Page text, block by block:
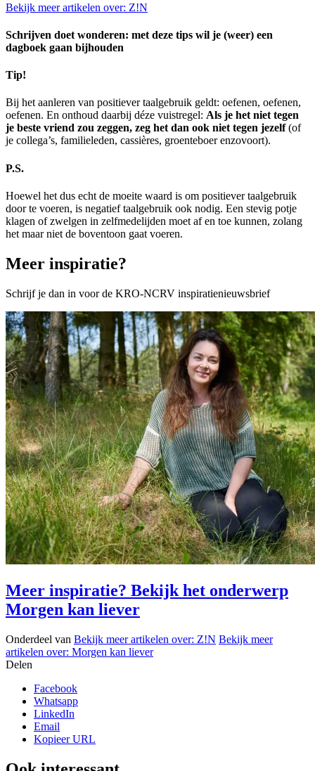
Bekijk meer artikelen over: Z!N
Schrijven doet wonderen: met deze tips wil je (weer) een
dagboek gaan bijhouden
Tip!
Bij het aanleren van positiever taalgebruik geldt: oefenen, oefenen,
oefenen. En onthoud daarbij déze vuistregel: Als je het niet tegen
je beste vriend zou zeggen, zeg het dan ook niet tegen jezelf(of
je collega’s, familieleden, cassières, groenteboer enzovoort).
P.S.
Hoewel het dus echt de moeite waard is om positiever taalgebruik
door te voeren, is negatief taalgebruik ook nodig. Een stevig potje
klagen of zwelgen in zelfmedelijden moet af en toe kunnen, zolang
het maar niet de boventoon gaat voeren.
Meer inspiratie?
Schrijf je dan in voor de KRO-NCRV inspiratienieuwsbrief
Meer inspiratie? Bekijk het onderwerp
Morgen kan liever
Onderdeel van Bekijk meer artikelen over: Z!N Bekijk meer
artikelen over: Morgen kan liever
Delen
Facebook
Whatsapp
LinkedIn
Email
Kopieer URL